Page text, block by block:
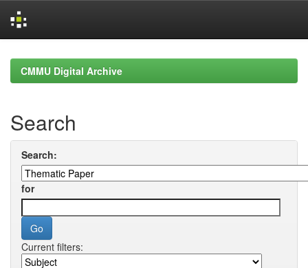
navigationCMMU Digital Archive
Search
Search:
for
Current filters: